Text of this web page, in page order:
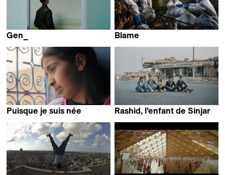
Gen_
Blame
Puisque je suis née
Rashid, l’enfant de Sinjar